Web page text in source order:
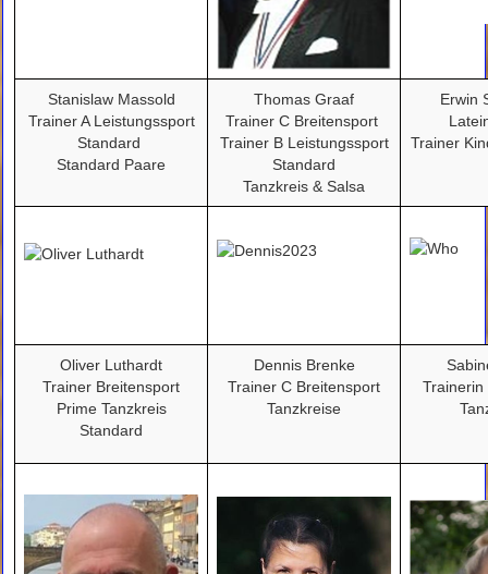
Stanislaw Massold
Trainer A Leistungssport
Standard
Standard Paare
Thomas Graaf
Trainer C Breitensport
Trainer B Leistungssport
Standard
Tanzkreis & Salsa
Erwin
Trainer
Oliver Luthardt
Trainer Breitensport
Prime Tanzkreis
Standard
Dennis Brenke
Trainer C Breitensport
Tanzkreise
Trainerin